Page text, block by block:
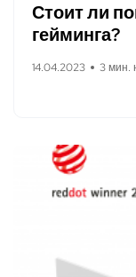
Стоит ли
гейминга?
14.04.2023 3 мин.